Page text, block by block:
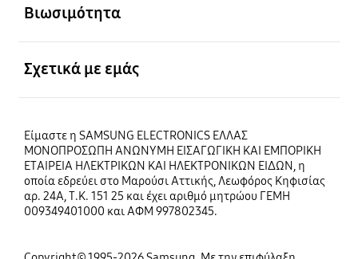
Βιωσιμότητα
Σχετικά με εμάς
Είμαστε η SAMSUNG ELECTRONICS ΕΛΛΑΣ
ΜΟΝΟΠΡΟΣΩΠΗ ΑΝΩΝΥΜΗ ΕΙΣΑΓΩΓΙΚΗ ΚΑΙ ΕΜΠΟΡΙΚΗ
ΕΤΑΙΡΕΙΑ ΗΛΕΚΤΡΙΚΩΝ ΚΑΙ ΗΛΕΚΤΡΟΝΙΚΩΝ ΕΙΔΩΝ, η
οποία εδρεύει στο Μαρούσι Αττικής, Λεωφόρος Κηφισίας
αρ. 24Α, Τ.Κ. 151 25 και έχει αριθμό μητρώου ΓΕΜΗ
009349401000 και ΑΦΜ 997802345.